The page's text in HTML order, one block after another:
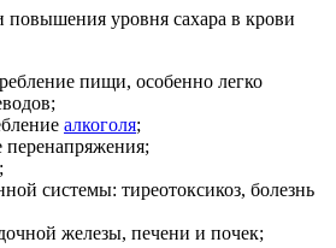
уровня сахара в крови
пищи, особенно легко
алкоголя;
системы: тиреотоксикоз, болезнь
железы, печени и почек;